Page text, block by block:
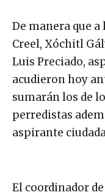
De manera que
Creel, Xóchitl
Luis Preciado,
acudieron hoy
sumarán los de
perredistas
aspirante
El coordinador